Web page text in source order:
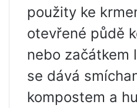
použity ke
otevřené půdě
nebo začátkem
se dává
kompostem a